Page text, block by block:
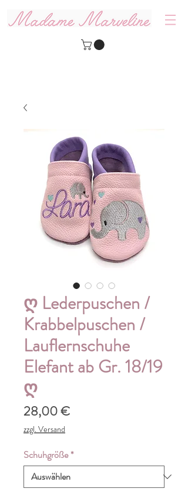
ღ Lederpuschen /
Krabbelpuschen /
Lauflernschuhe
Elefant ab Gr. 18/19
ღ
28,00 €Preis
zzgl. Versand
Schuhgröße *